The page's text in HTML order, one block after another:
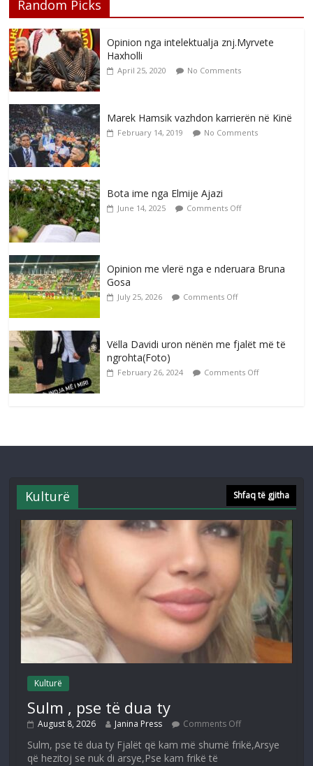
Random Picks
Opinion nga intelektualja znj.Myrvete
Haxholli
April 25, 2020 No Comments
Marek Hamsik vazhdon karrierën në Kinë
February 14, 2019 No Comments
Bota ime nga Elmije Ajazi
June 14, 2025 Comments Off
Opinion me vlerë nga e nderuara Bruna
Gosa
July 25, 2026 Comments Off
Vëlla Davidi uron nënën me fjalët më të
ngrohta(Foto)
February 26, 2024 Comments Off
Kulturë Shfaq të gjitha
Kulturë
Sulm , pse të dua ty
August 8, 2026 Janina Press Comments Off
Sulm, pse të dua ty Fjalët që kam më shumë frikë,Arsye
që hezitoj se nuk di arsye,Pse kam frikë të